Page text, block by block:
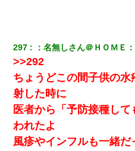
297 ：名無しさん＠ＨＯＭＥ ：
>>292
ちょうどこの間子供の
射した時に
医者から「予防接種し
われたよ
風疹やインフルも一緒だ